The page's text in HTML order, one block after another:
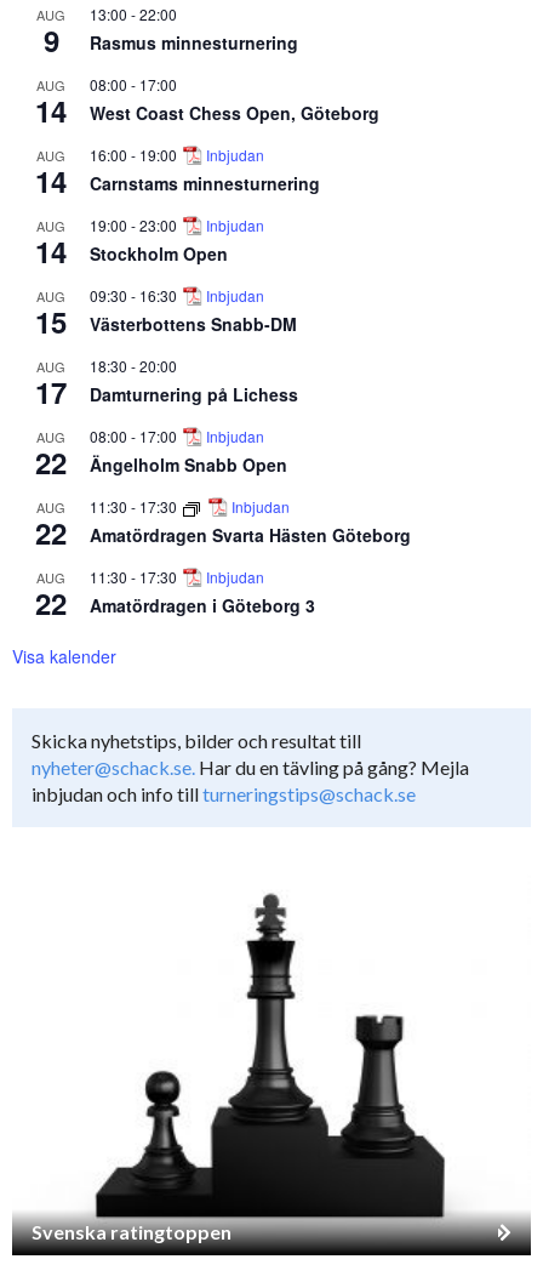
AUG
9
13:00 -22:00
Rasmus minnesturnering
AUG
14
08:00 - 17:00
West Coast Chess Open, Göteborg
AUG
14
16:00 - 19:00 Inbjudan
Carnstams minnesturnering
AUG
14
19:00 -23:00 Inbjudan
Stockholm Open
AUG
15
09:30 - 16:30 Inbjudan
Västerbottens Snabb-DM
AUG
17
18:30 -20:00
Damturnering på Lichess
AUG
22
08:00 - 17:00 Inbjudan
Ängelholm Snabb Open
AUG
22
11:30 - 17:30 Inbjudan
Amatördragen Svarta Hästen Göteborg
AUG
22
11:30 - 17:30 Inbjudan
Amatördragen i Göteborg 3
Visa kalender
Skicka nyhetstips, bilder och resultat till
nyheter@schack.se. Har du en tävling på gång? Mejla
inbjudan och info tillturneringstips@schack.se
Svenska ratingtoppen